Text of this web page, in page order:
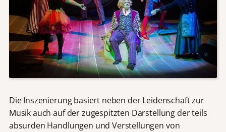
Die Inszenierung basiert neben der Leidenschaft zur
Musik auch auf der zugespitzten Darstellung der teils
absurden Handlungen und Verstellungen von